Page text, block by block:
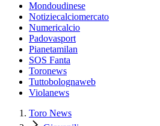
Mondoudinese
Notiziecalciomercato
Numericalcio
Padovasport
Pianetamilan
SOS Fanta
Toronews
Tuttobolognaweb
Violanews
Toro News